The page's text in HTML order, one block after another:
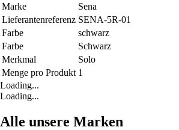
Marke
Sena
Lieferantenreferenz SENA-5R-01
Farbe
schwarz
Farbe
Schwarz
Merkmal
Solo
Menge pro Produkt 1
Loading...
Loading...
Alle unsere Marken